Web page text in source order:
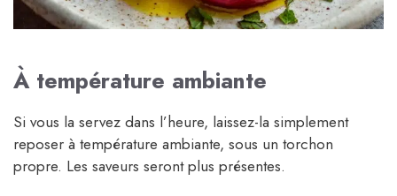
À température ambiante
Si vous la servez dans l’heure, laissez-la simplement
reposer à température ambiante, sous un torchon
propre. Les saveurs seront plus présentes.